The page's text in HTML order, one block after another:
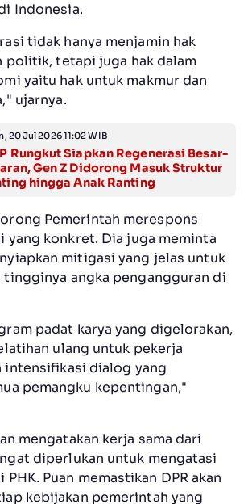
Indonesia.
tidak hanya menjamin hak
politik, tetapi juga hak dalam
yaitu hak untuk makmur dan
ujarnya.
20 Jul 2026 11:02 WIB
Rungkut Siapkan Regenerasi Besar-
Gen Z Didorong Masuk Struktur
hingga Anak Ranting
Pemerintah merespons
yang konkret. Dia juga meminta
mitigasi yang jelas untuk
angka pengangguran di
padat karya yang digelorakan,
ulang untuk pekerja
intensifikasi dialog yang
pemangku kepentingan,"
mengatakan kerja sama dari
diperlukan untuk mengatasi
Puan memastikan DPR akan
kebijakan pemerintah yang